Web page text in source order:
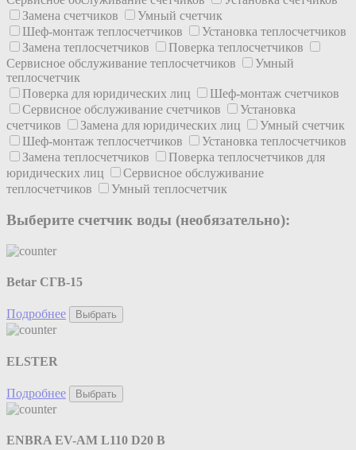
Замена счетчиков
Умный счетчик
Шеф-монтаж теплосчетчиков
Установка теплосчетчиков
Замена теплосчетчиков
Поверка теплосчетчиков
Сервисное обслуживание теплосчетчиков
Умный
теплосчетчик
Поверка для юридических лиц
Шеф-монтаж счетчиков
Сервисное обслуживание счетчиков
Установка
счетчиков
Замена для юридических лиц
Умный счетчик
Шеф-монтаж теплосчетчиков
Установка теплосчетчиков
Замена теплосчетчиков
Поверка теплосчетчиков для
юридических лиц
Сервисное обслуживание
теплосчетчиков
Умный теплосчетчик
Выберите счетчик воды (необязательно):
Betar СГВ-15
Подробнее Выбрать
ELSTER
Подробнее Выбрать
ENBRA EV-AM L110 D20 B